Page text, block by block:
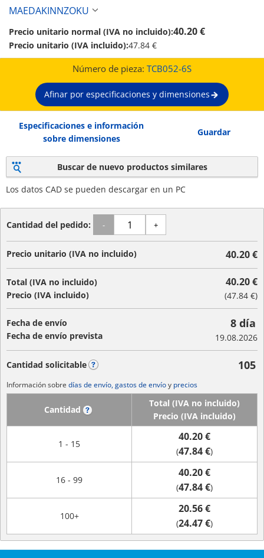
MAEDAKINNZOKU
Precio unitario normal (IVA no incluido):40.20 €
Precio unitario (IVA incluido):47.84 €
Número de pieza: TCB052-6S
Afinar por especificaciones y dimensiones
Especificaciones e información
sobre dimensiones
Guardar
Buscar de nuevo productos similares
Los datos CAD se pueden descargar en un PC
Cantidad del pedido: - +
Precio unitario (IVA no incluido) 40.20 €
Total (IVA no incluido)
Precio (IVA incluido)
40.20 €
(47.84 €)
Fecha de envío
Fecha de envío prevista
8 día
19.08.2026
Cantidad solicitable 105
Información sobre días de envío, gastos de envíoy precios
Cantidad
Total (IVA no incluido)
Precio (IVA incluido)
1 - 15
40.20 €
(47.84 €)
16 - 99
40.20 €
(47.84 €)
100+
20.56 €
(24.47 €)